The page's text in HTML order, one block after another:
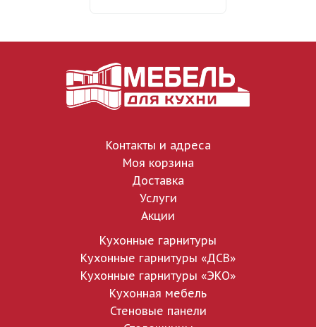
Контакты и адреса
Моя корзина
Доставка
Услуги
Акции
Кухонные гарнитуры
Кухонные гарнитуры «ДСВ»
Кухонные гарнитуры «ЭКО»
Кухонная мебель
Стеновые панели